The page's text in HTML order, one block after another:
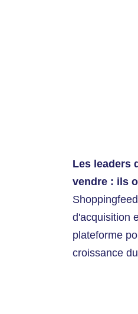
Les leaders
vendre : ils
d'acquisition
plateforme
croissance